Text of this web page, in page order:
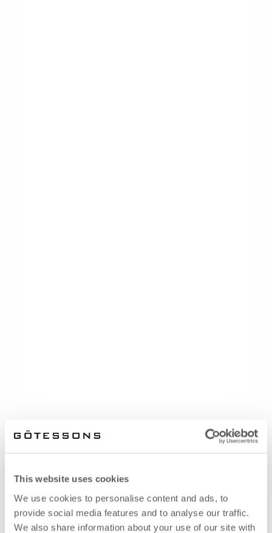
This website uses cookies
We use cookies to personalise content and ads, to
provide social media features and to analyse our traffic.
We also share information about your use of our site with